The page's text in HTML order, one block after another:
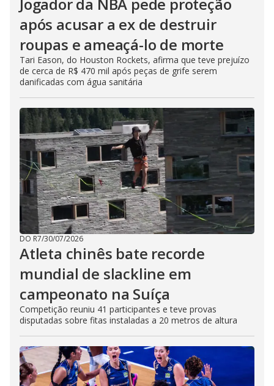
após acusar a ex de destruir
roupas e ameaçá-lo de morte
Tari Eason, do Houston Rockets, afirma que teve prejuízo
de cerca de R$ 470 mil após peças de grife serem
danificadas com água sanitária
DO R7/30/07/2026
Atleta chinês bate recorde
mundial de slackline em
campeonato na Suíça
Competição reuniu 41 participantes e teve provas
disputadas sobre fitas instaladas a 20 metros de altura